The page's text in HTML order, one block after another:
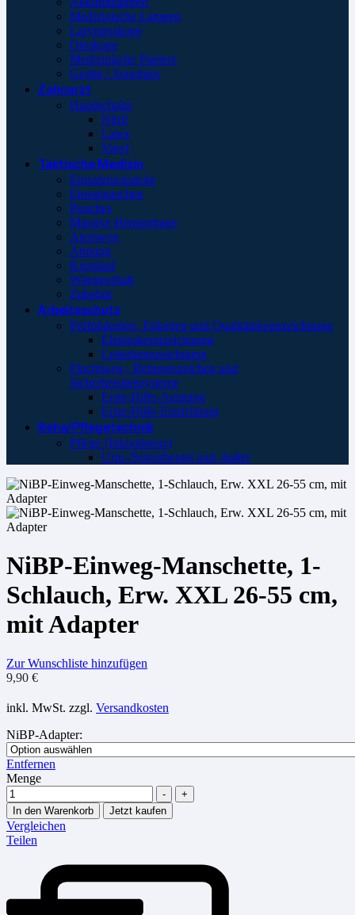
Medizinische Lampen
Laryngoskope
Otoskope
Medizinische Papiere
Geräte / Sonstiges
Zahnarzt
Handschuhe
Nitril
Latex
Vinyl
Taktische Medizin
Einsatzrucksäcke
Einsatztaschen
Pouches
Massive Hemorrhage
Atemweg
Atmung
Kreislauf
Wärmeerhalt
Zubehör
Arbeitsschutz
Prüfplaketten, Etiketten und Qualitätskennzeichnung
Elektrokennzeichnung
Leiterkennzeichnung
Fluchtweg-, Rettungszeichen und
Sicherheistleitsysteme
Erste-Hilfe-Aushang
Erste-Hilfe-Einrichtung
Reha/Pflegetechnik
Pflege (Inkontinenz)
Urin-/Sekretbeutel und -halter
NiBP-Einweg-Manschette, 1-
Schlauch, Erw. XXL 26-55 cm,
mit Adapter
Zur Wunschliste hinzufügen
9,90 €
inkl. MwSt. zzgl. Versandkosten
NiBP-Adapter:
Entfernen
Menge
-
+
In den Warenkorb
Jetzt kaufen
Vergleichen
Teilen